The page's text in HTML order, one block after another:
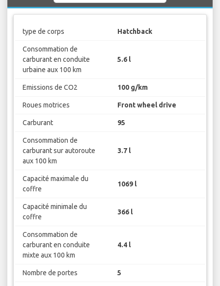
type de corps Hatchback
Consommation de
carburant en conduite
urbaine aux 100 km
5.6 l
Emissions de CO2 100 g/km
Roues motrices Front wheel drive
Carburant 95
Consommation de
carburant sur autoroute
aux 100 km
3.7 l
Capacité maximale du
coffre
1069 l
Capacité minimale du
coffre
366 l
Consommation de
carburant en conduite
mixte aux 100 km
4.4 l
Nombre de portes 5